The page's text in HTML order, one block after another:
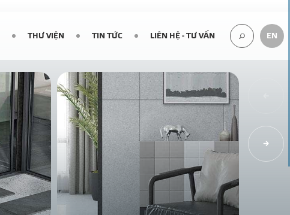
THƯ VIỆN TIN TỨC LIÊN HỆ - TƯ VẤN EN